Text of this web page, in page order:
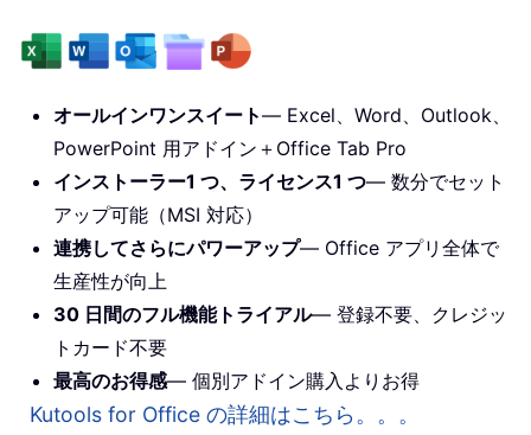
オールインワンスイート— Excel、Word、Outlook、
PowerPoint 用アドイン＋Office Tab Pro
インストーラー1 つ、ライセンス1 つ— 数分でセット
アップ可能（MSI 対応）
連携してさらにパワーアップ— Office アプリ全体で
生産性が向上
30 日間のフル機能トライアル— 登録不要、クレジッ
トカード不要
最高のお得感— 個別アドイン購入よりお得
Kutools for Office の詳細はこちら。。。